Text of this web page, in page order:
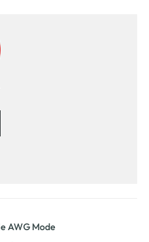
AWG Mode